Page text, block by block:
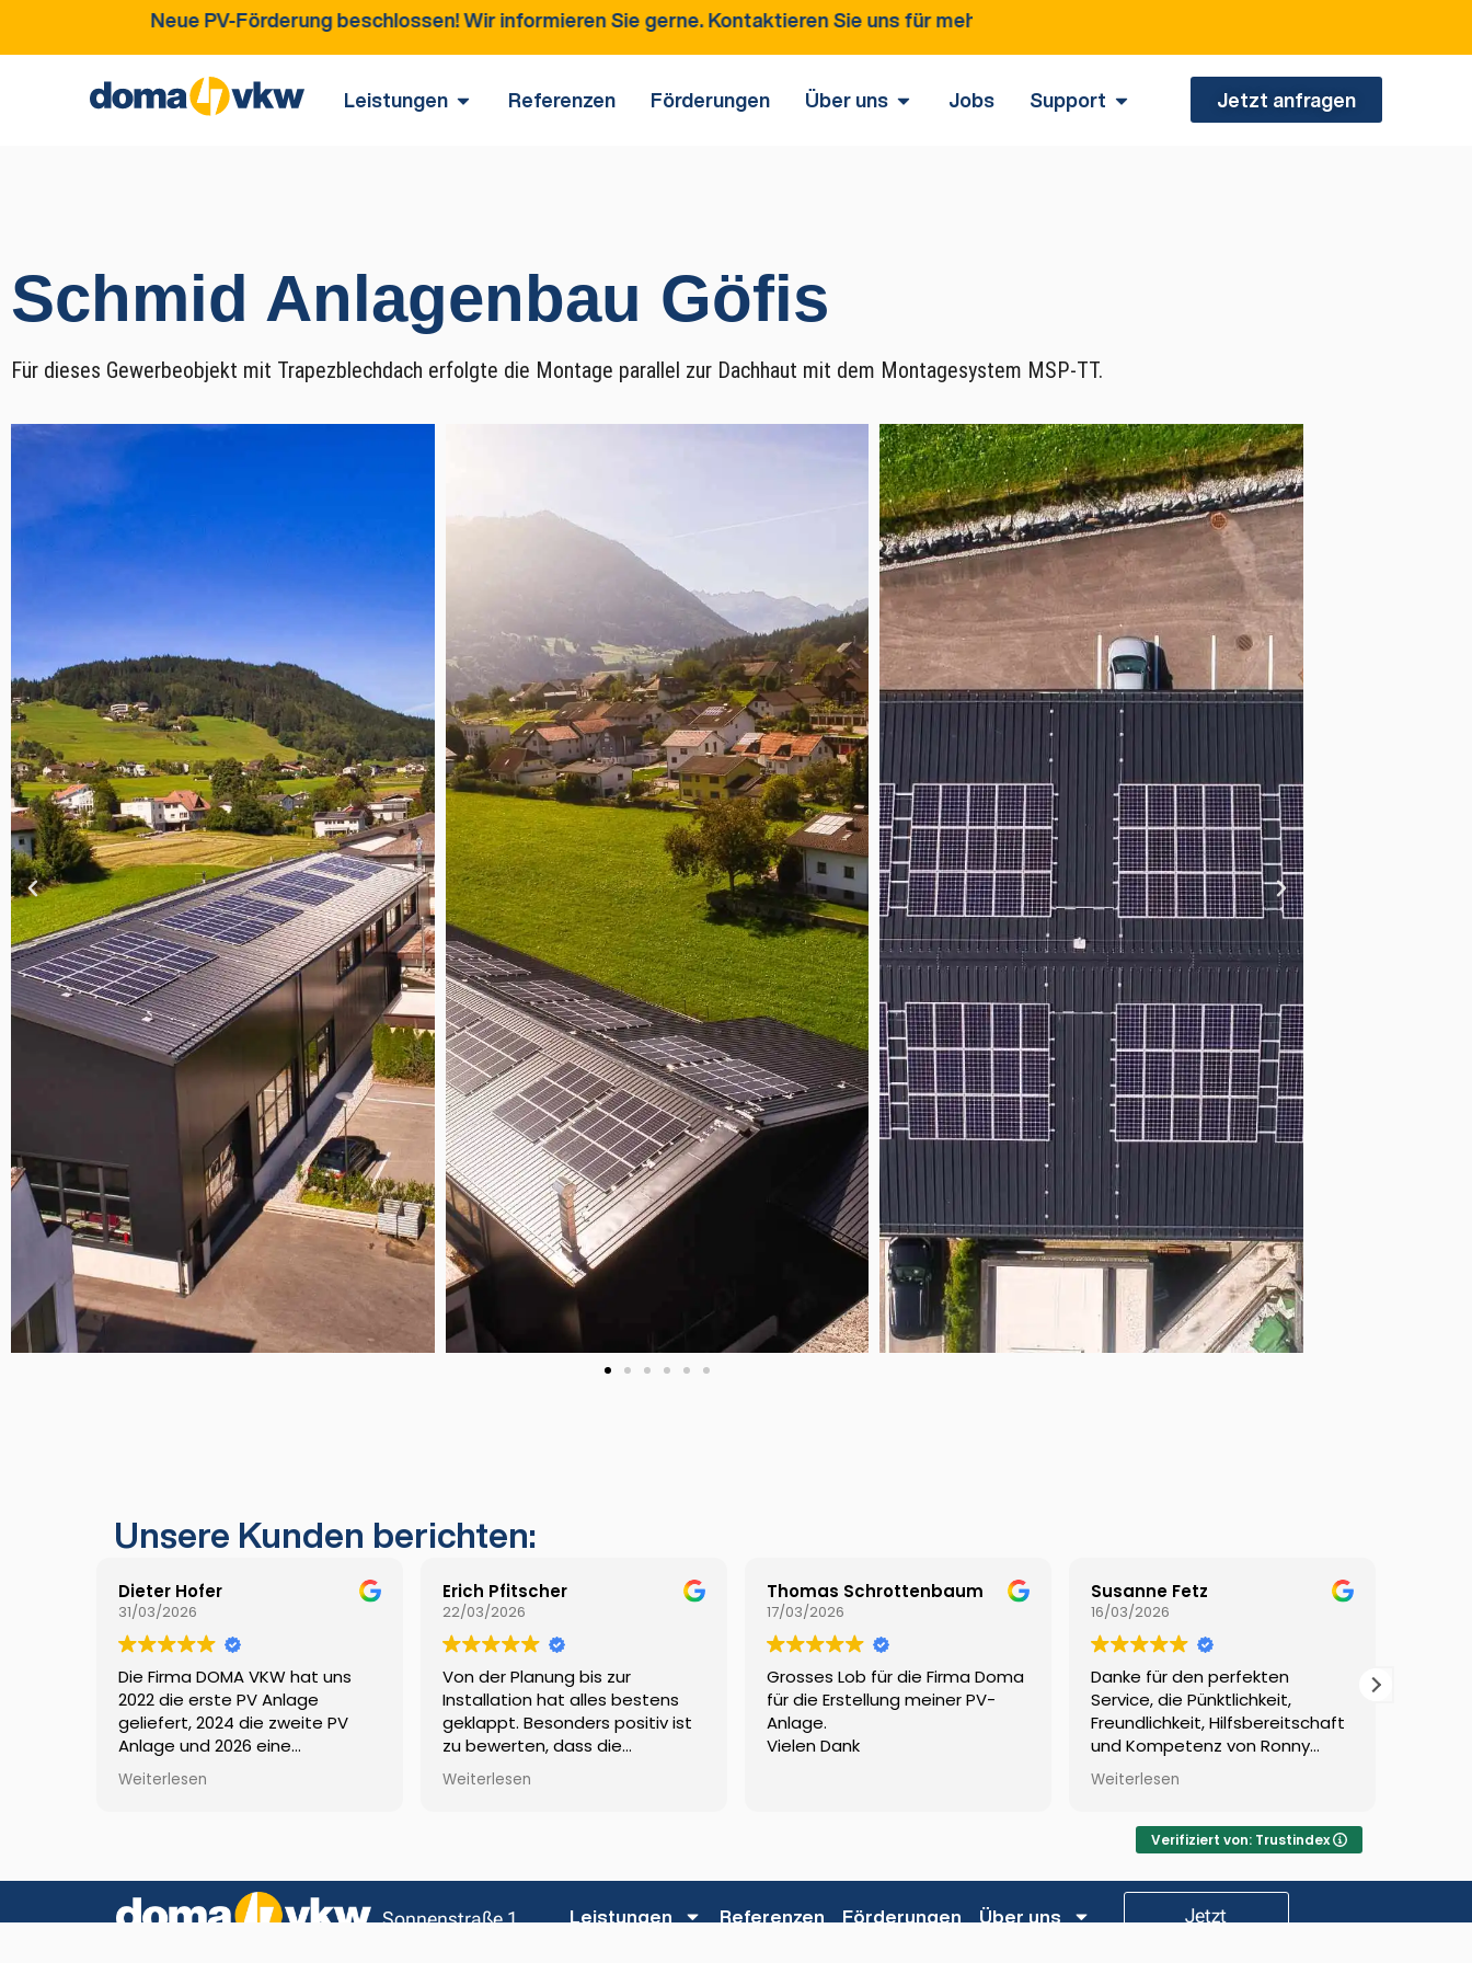
Neue PV-Förderung beschlossen! Wir informieren Sie gerne. Kontaktieren Sie uns für mehr Informationen.
Leistungen Referenzen Förderungen Über uns Jobs Support Jetzt anfragen
Schmid Anlagenbau Göfis
Für dieses Gewerbeobjekt mit Trapezblechdach erfolgte die Montage parallel zur Dachhaut mit dem Montagesystem MSP-TT.
Unsere Kunden berichten:
Dieter Hofer
31/03/2026
Die Firma DOMA VKW hat uns
2022 die erste PV Anlage
geliefert, 2024 die zweite PV
Anlage und 2026 eine
Nachrüstung von einer Batterie.
Alle Projekte wurden zeitnah,
weiterempfehlen LG Familie
Hofer aus Weiler 👍😀
Weiterlesen
Erich Pfitscher
22/03/2026
Von der Planung bis zur
Installation hat alles bestens
geklappt. Besonders positiv ist
zu bewerten, dass die
Förderabwicklung komplett von
doma vkw erledigt wurde.
Weiterlesen
Thomas Schrottenbaum
17/03/2026
Grosses Lob für die Firma Doma
für die Erstellung meiner PV-
Anlage.
Vielen Dank
Susanne Fetz
16/03/2026
Danke für den perfekten
Service, die Pünktlichkeit,
Freundlichkeit, Hilfsbereitschaft
und Kompetenz von Ronny
beim Service der Solaranlage
und dem Team am Telefon.
Weiterlesen
Verifiziert von: Trustindex
Sonnenstraße 1
Leistungen Referenzen Förderungen Über uns
Jetzt